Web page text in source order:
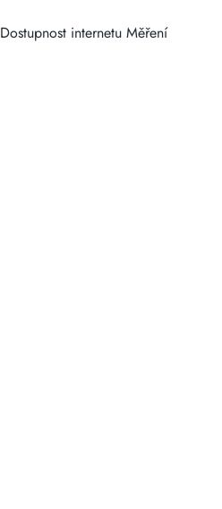
Dostupnost internetu Měření